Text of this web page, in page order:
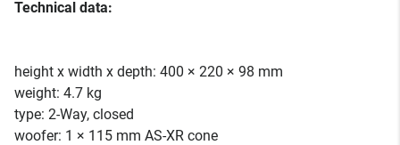
Technical data:
height x width x depth: 400 × 220 × 98 mm
weight: 4.7 kg
type: 2-Way, closed
woofer: 1 × 115 mm AS-XR cone